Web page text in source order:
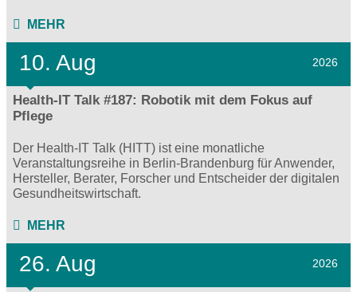
MEHR
10. Aug 2026
Health-IT Talk #187: Robotik mit dem Fokus auf
Pflege
Der Health-IT Talk (HITT) ist eine monatliche
Veranstaltungsreihe in Berlin-Brandenburg für Anwender,
Hersteller, Berater, Forscher und Entscheider der digitalen
Gesundheitswirtschaft.
MEHR
26. Aug 2026